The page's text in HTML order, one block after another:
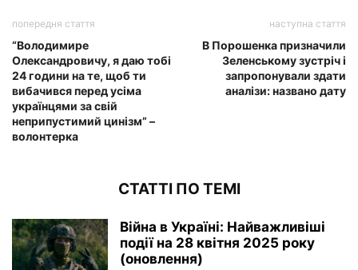
попередня стаття
“Володимире
Олександровичу, я даю тобі
24 години на те, щоб ти
вибачився перед усіма
українцями за свій
неприпустимий цинізм” –
волонтерка
наступна стаття
В Порошенка призначили
Зеленському зустріч і
запропонували здати
аналізи: названо дату
СТАТТІ ПО ТЕМІ
Війна в Україні: Найважливіші
події на 28 квітня 2025 року
(оновлення)